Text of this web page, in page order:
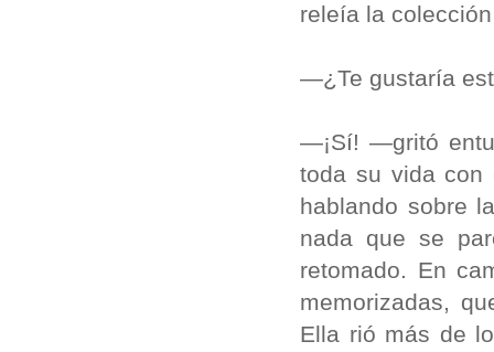
releía la
—¿Te gustaría
—¡Sí! —gritó
toda su vida con
hablando sobre
nada que se
retomado. En
memorizadas,
Ella rió más de